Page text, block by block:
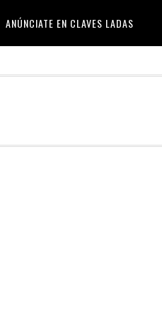
ANÚNCIATE EN CLAVES LADAS